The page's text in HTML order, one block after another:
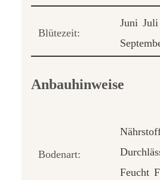
Blütezeit:
Juni Juli
Anbauhinweise
Bodenart:
Feucht